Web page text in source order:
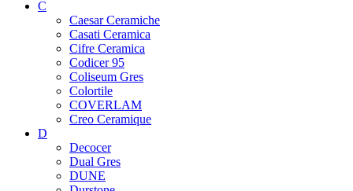
C
Caesar Ceramiche
Casati Ceramica
Cifre Ceramica
Codicer 95
Coliseum Gres
Colortile
COVERLAM
Creo Ceramique
D
Decocer
Dual Gres
DUNE